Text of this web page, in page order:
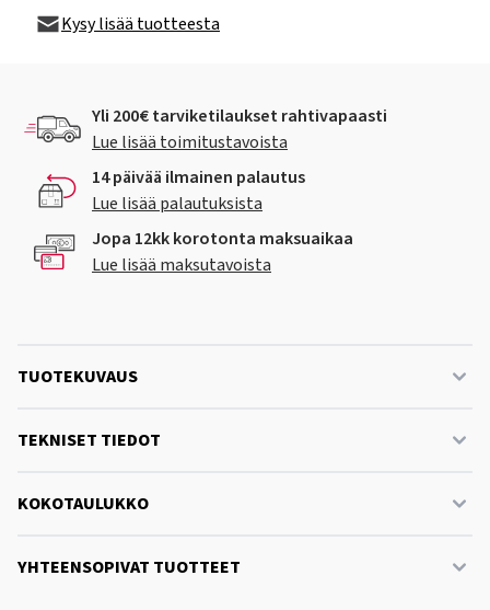
Kysy lisää tuotteesta
Yli 200€ tarviketilaukset rahtivapaasti
Lue lisää toimitustavoista
14 päivää ilmainen palautus
Lue lisää palautuksista
Jopa 12kk korotonta maksuaikaa
Lue lisää maksutavoista
TUOTEKUVAUS
TEKNISET TIEDOT
KOKOTAULUKKO
YHTEENSOPIVAT TUOTTEET